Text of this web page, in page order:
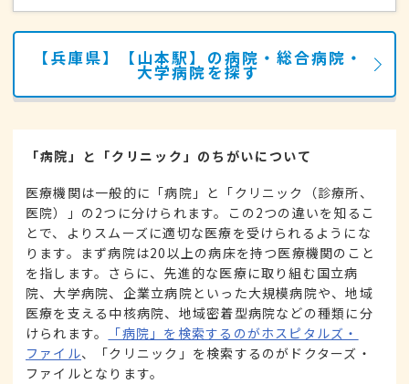
【兵庫県】【山本駅】の病院・総合病院・
大学病院を探す
「病院」と「クリニック」のちがいについて
医療機関は一般的に「病院」と「クリニック（診療所、
医院）」の2つに分けられます。この2つの違いを知るこ
とで、よりスムーズに適切な医療を受けられるようにな
ります。まず病院は20以上の病床を持つ医療機関のこと
を指します。さらに、先進的な医療に取り組む国立病
院、大学病院、企業立病院といった大規模病院や、地域
医療を支える中核病院、地域密着型病院などの種類に分
けられます。
「病院」を検索するのがホスピタルズ・
ファイル、「クリニック」を検索するのがドクターズ・
ファイルとなります。